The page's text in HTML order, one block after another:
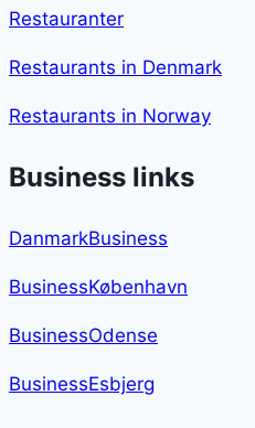
Restauranter
Restaurants in Denmark
Restaurants in Norway
Business links
DanmarkBusiness
BusinessKøbenhavn
BusinessOdense
BusinessEsbjerg